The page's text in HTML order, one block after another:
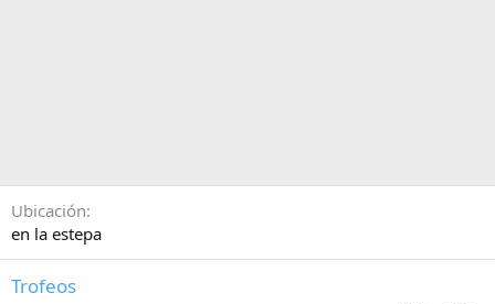
Ubicación
en la estepa
Trofeos